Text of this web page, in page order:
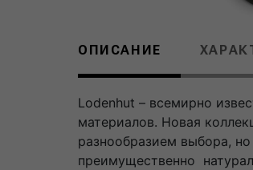
ОПИСАНИЕ
Lodenhut – всемирно
материалов. Новая
разнообразием выбора,
преимущественно